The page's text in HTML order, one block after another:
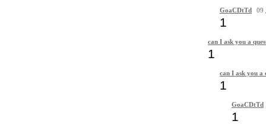
GoaCDtTd 09
1
can I ask you a
1
can I ask you a
1
GoaCDtTd
1